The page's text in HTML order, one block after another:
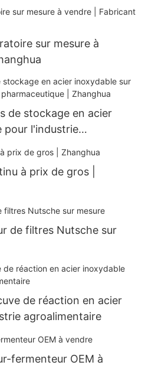
sur mesure à
de stockage en acier
pour l'industrie
à prix de gros |
de filtres Nutsche sur
de réaction en acier
agroalimentaire
fermenteur OEM à